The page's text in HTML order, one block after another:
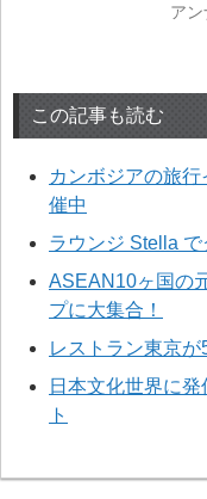
ア
この記事も読む
カンボジアの旅
催中
ラウンジ Stella
ASEAN10ヶ国の
プに大集合！
レストラン東京
日本文化世界に
ト